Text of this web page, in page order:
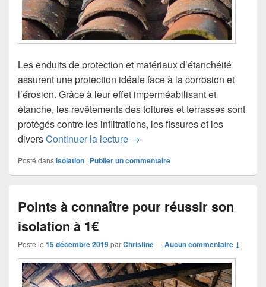
Les enduits de protection et matériaux d’étanchéité
assurent une protection idéale face à la corrosion et
l’érosion. Grâce à leur effet imperméabilisant et
étanche, les revêtements des toitures et terrasses sont
protégés contre les infiltrations, les fissures et les
diversContinuer la lecture Enduits de protection et
→
Posté dansIsolation | Publier un commentaire
Points à connaître pour réussir son
isolation à 1€
Posté le 15 décembre 2019parChristine—Aucun commentaire ↓